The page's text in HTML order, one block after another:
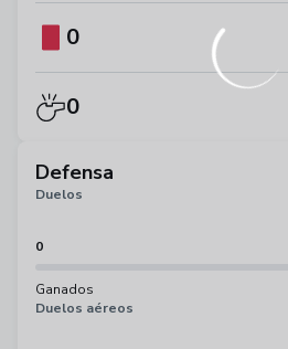
0
0
Defensa
Duelos
0
Ganados
Duelos aéreos